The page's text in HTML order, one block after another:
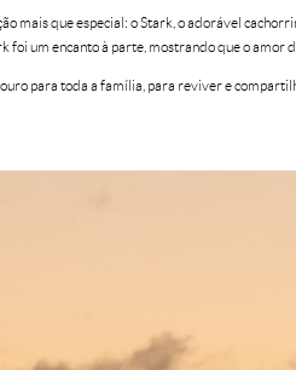
mais que especial: o Stark, o adorável
foi um encanto à parte, mostrando que o
para toda a família, para reviver e